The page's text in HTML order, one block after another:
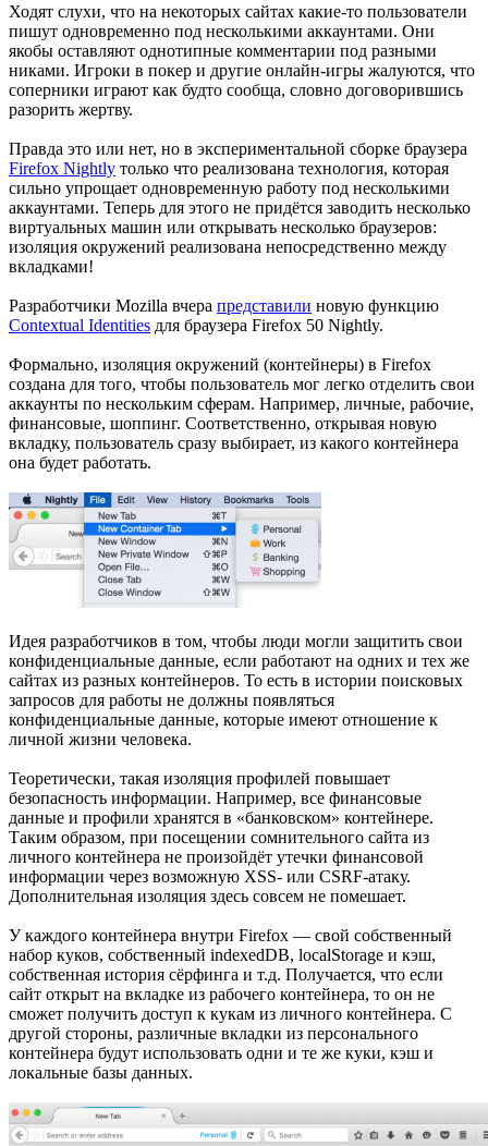
Ходят слухи, что на некоторых сайтах какие-то пользователи
пишут одновременно под несколькими аккаунтами. Они
якобы оставляют однотипные комментарии под разными
никами. Игроки в покер и другие онлайн-игры жалуются, что
соперники играют как будто сообща, словно договорившись
разорить жертву.
Правда это или нет, но в экспериментальной сборке браузера
Firefox Nightly только что реализована технология, которая
сильно упрощает одновременную работу под несколькими
аккаунтами. Теперь для этого не придётся заводить несколько
виртуальных машин или открывать несколько браузеров:
изоляция окружений реализована непосредственно между
вкладками!
Разработчики Mozilla вчера представили новую функцию
Contextual Identities для браузера Firefox 50 Nightly.
Формально, изоляция окружений (контейнеры) в Firefox
создана для того, чтобы пользователь мог легко отделить свои
аккаунты по нескольким сферам. Например, личные, рабочие,
финансовые, шоппинг. Соответственно, открывая новую
вкладку, пользователь сразу выбирает, из какого контейнера
она будет работать.
Идея разработчиков в том, чтобы люди могли защитить свои
конфиденциальные данные, если работают на одних и тех же
сайтах из разных контейнеров. То есть в истории поисковых
запросов для работы не должны появляться
конфиденциальные данные, которые имеют отношение к
личной жизни человека.
Теоретически, такая изоляция профилей повышает
безопасность информации. Например, все финансовые
данные и профили хранятся в «банковском» контейнере.
Таким образом, при посещении сомнительного сайта из
личного контейнера не произойдёт утечки финансовой
информации через возможную XSS- или CSRF-атаку.
Дополнительная изоляция здесь совсем не помешает.
У каждого контейнера внутри Firefox — свой собственный
набор куков, собственный indexedDB, localStorage и кэш,
собственная история сёрфинга и т.д. Получается, что если
сайт открыт на вкладке из рабочего контейнера, то он не
сможет получить доступ к кукам из личного контейнера. С
другой стороны, различные вкладки из персонального
контейнера будут использовать одни и те же куки, кэш и
локальные базы данных.